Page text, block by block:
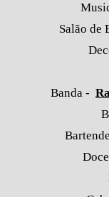
Salão de
Banda -